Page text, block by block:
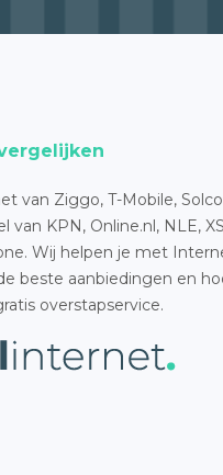
van Ziggo, T-Mobile,
van KPN, Online.nl, NLE,
Wij helpen je met
beste aanbiedingen en
overstapservice.